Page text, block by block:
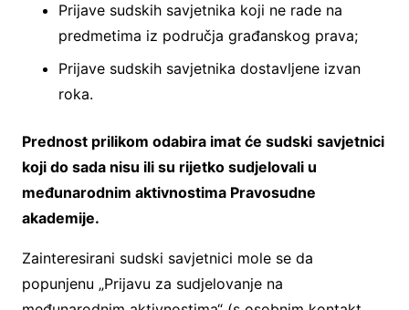
Prijave sudskih savjetnika koji ne rade na
predmetima iz područja građanskog prava;
Prijave sudskih savjetnika dostavljene izvan
roka.
Prednost prilikom odabira imat će sudski savjetnici
koji do sada nisu ili su rijetko sudjelovali u
međunarodnim aktivnostima Pravosudne
akademije.
Zainteresirani sudski savjetnici mole se da
popunjenu „Prijavu za sudjelovanje na